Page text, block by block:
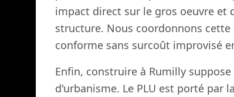
impact direct sur le gros oeuvre et
structure. Nous coordonnons
conforme sans surcoût improvisé
Enfin, construire à Rumilly
d'urbanisme. Le PLU est porté par